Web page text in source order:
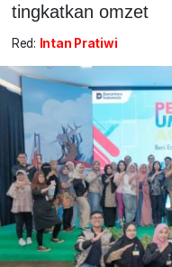
tingkatkan omzet
Red: Intan Pratiwi